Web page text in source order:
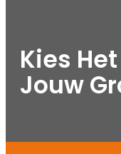
Kies
Jouw